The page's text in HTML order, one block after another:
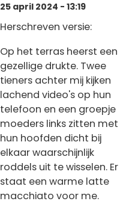
25 april 2024 - 13:19
Herschreven versie:
Op het terras heerst een
gezellige drukte. Twee
tieners achter mij kijken
lachend video's op hun
telefoon en een groepje
moeders links zitten met
hun hoofden dicht bij
elkaar waarschijnlijk
roddels uit te wisselen. Er
staat een warme latte
macchiato voor me.